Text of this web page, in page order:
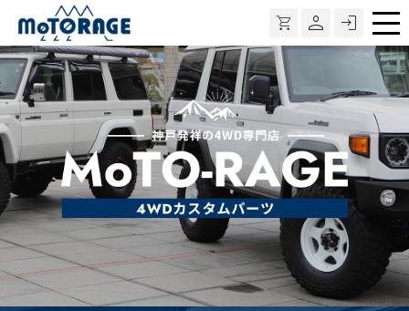
メ
ニ
ュ
ー